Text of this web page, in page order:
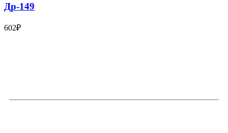
Др-149
602₽